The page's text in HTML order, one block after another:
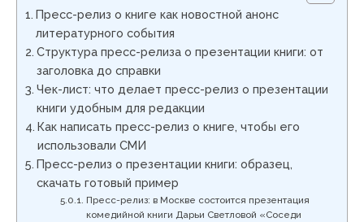
Пресс-релиз о книге как новостной анонс
литературного события
Структура пресс-релиза о презентации книги: от
заголовка до справки
Чек-лист: что делает пресс-релиз о презентации
книги удобным для редакции
Как написать пресс-релиз о книге, чтобы его
использовали СМИ
Пресс-релиз о презентации книги: образец,
скачать готовый пример
Пресс-релиз: в Москве состоится презентация
комедийной книги Дарьи Светловой «Соседи